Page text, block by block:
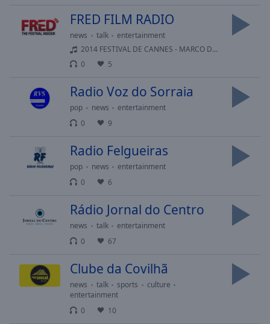
Font
FRED FILM RADIO
news talk
entertainment
2014 FESTIVAL DE CANNES - MARCO DUTRA E CAETANO GOTARDO - TODOS OS MORTOS
0
5
Radio Voz do Sorraia
pop news
entertainment
0
9
Radio Felgueiras
pop news
entertainment
0
6
Rádio Jornal do Centro
news talk
entertainment
0
67
Clube da Covilhã
news talk sports
culture
entertainment
0
10